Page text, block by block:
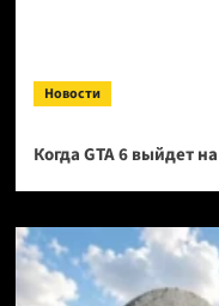
Новости
Когда GTA 6 выйдет